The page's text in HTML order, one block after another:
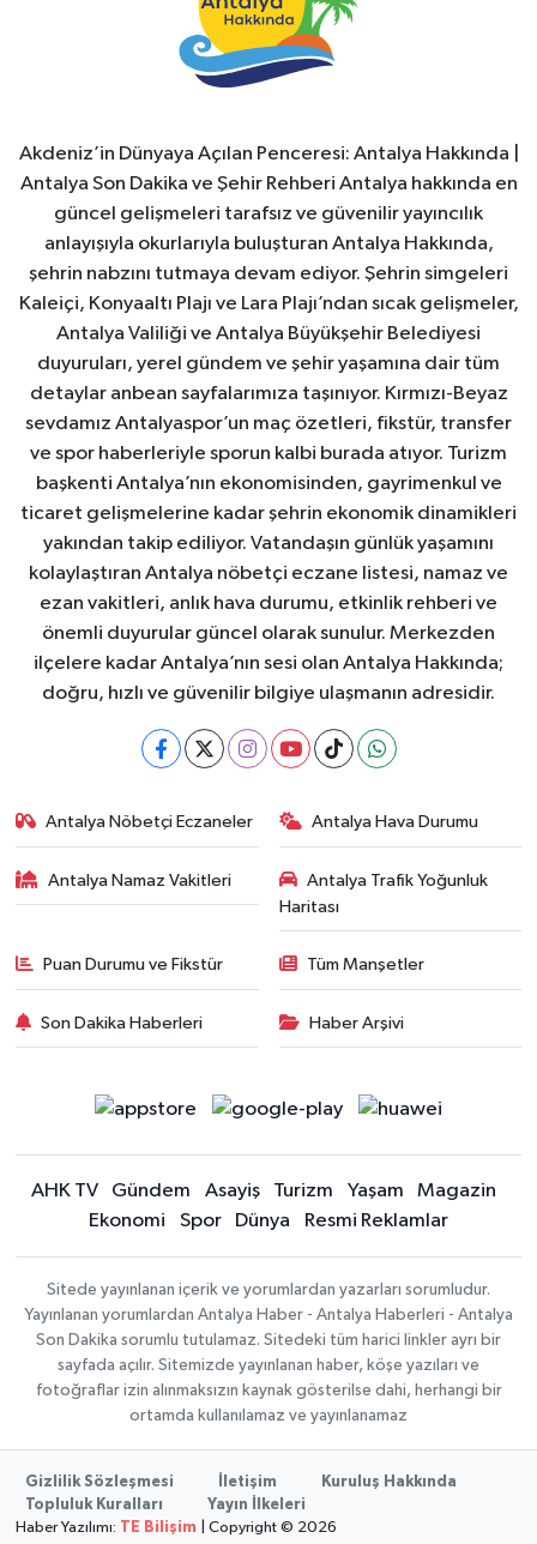
Akdeniz’in Dünyaya Açılan Penceresi: Antalya Hakkında |
Antalya Son Dakika ve Şehir Rehberi Antalya hakkında en
güncel gelişmeleri tarafsız ve güvenilir yayıncılık
anlayışıyla okurlarıyla buluşturan Antalya Hakkında,
şehrin nabzını tutmaya devam ediyor. Şehrin simgeleri
Kaleiçi, Konyaaltı Plajı ve Lara Plajı’ndan sıcak gelişmeler,
Antalya Valiliği ve Antalya Büyükşehir Belediyesi
duyuruları, yerel gündem ve şehir yaşamına dair tüm
detaylar anbean sayfalarımıza taşınıyor. Kırmızı-Beyaz
sevdamız Antalyaspor’un maç özetleri, fikstür, transfer
ve spor haberleriyle sporun kalbi burada atıyor. Turizm
başkenti Antalya’nın ekonomisinden, gayrimenkul ve
ticaret gelişmelerine kadar şehrin ekonomik dinamikleri
yakından takip ediliyor. Vatandaşın günlük yaşamını
kolaylaştıran Antalya nöbetçi eczane listesi, namaz ve
ezan vakitleri, anlık hava durumu, etkinlik rehberi ve
önemli duyurular güncel olarak sunulur. Merkezden
ilçelere kadar Antalya’nın sesi olan Antalya Hakkında;
doğru, hızlı ve güvenilir bilgiye ulaşmanın adresidir.
Antalya Nöbetçi Eczaneler Antalya Hava Durumu
Antalya Namaz Vakitleri
Antalya Trafik Yoğunluk
Haritası
Puan Durumu ve Fikstür Tüm Manşetler
Son Dakika Haberleri Haber Arşivi
AHK TV Gündem Asayiş Turizm Yaşam
Magazin
Ekonomi
Spor Dünya Resmi Reklamlar
Sitede yayınlanan içerik ve yorumlardan yazarları sorumludur.
Yayınlanan yorumlardan Antalya Haber - Antalya Haberleri - Antalya
Son Dakika sorumlu tutulamaz. Sitedeki tüm harici linkler ayrı bir
sayfada açılır. Sitemizde yayınlanan haber, köşe yazıları ve
fotoğraflar izin alınmaksızın kaynak gösterilse dahi, herhangi bir
ortamda kullanılamaz ve yayınlanamaz
Gizlilik Sözleşmesi İletişim
Kuruluş Hakkında
Topluluk Kuralları
Yayın İlkeleri
Haber Yazılımı: TE Bilişim | Copyright © 2026